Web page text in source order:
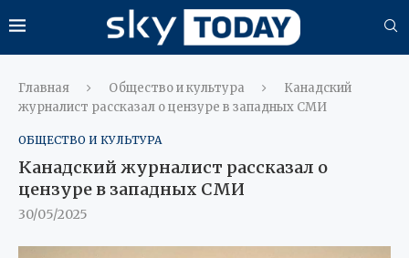
Главная Общество и культура
Канадский
журналист рассказал о цензуре в западных СМИ
ОБЩЕСТВО И КУЛЬТУРА
Канадский журналист рассказал о
цензуре в западных СМИ
30/05/2025